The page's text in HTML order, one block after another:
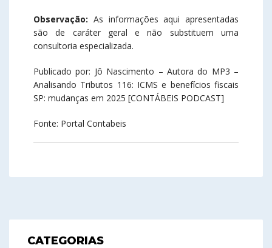
Observação: As informações aqui apresentadas
são de caráter geral e não substituem uma
consultoria especializada.
Publicado por: Jô Nascimento – Autora do MP3 –
Analisando Tributos 116: ICMS e benefícios fiscais
SP: mudanças em 2025 [CONTÁBEIS PODCAST]
Fonte: Portal Contabeis
CATEGORIAS